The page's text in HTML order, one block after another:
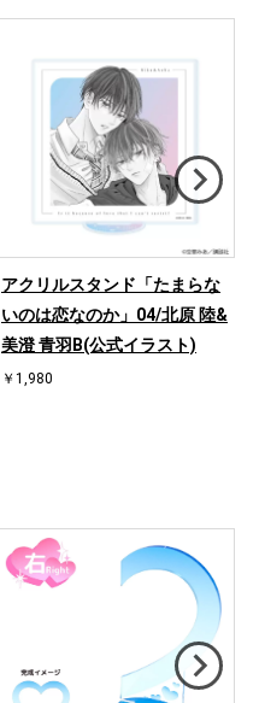
アクリルスタンド「たまらな
いのは恋なのか」04/北原 陸&
美澄 青羽B(公式イラスト)
￥1,980